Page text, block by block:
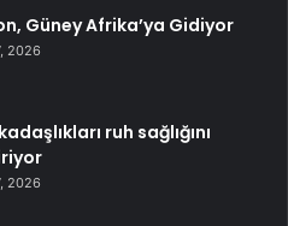
Güney Afrika’ya Gidiyor
2026
ruh sağlığını
2026